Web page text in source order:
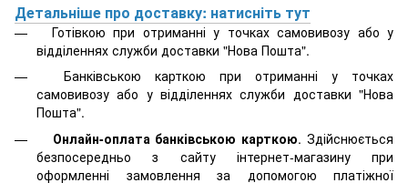
Детальніше про доставку: натисніть тут
Готівкою при отриманні у точках самовивозу або у
відділеннях служби доставки "Нова Пошта".
Банківською карткою при отриманні у точках
самовивозу або у відділеннях служби доставки "Нова
Пошта".
Онлайн-оплата банківською карткою. Здійснюється
безпосередньо з сайту інтернет-магазину при
оформленні замовлення за допомогою платіжної